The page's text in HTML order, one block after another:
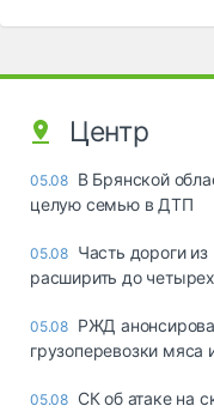
Центр
05.08 В Брянской
целую семью в ДТП
05.08 Часть дороги
расширить до
05.08 РЖД
грузоперевозки мяса
05.08 СК об атаке на